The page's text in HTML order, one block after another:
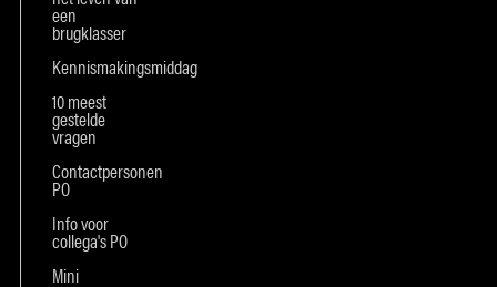
een
brugklasser
Kennismakingsmiddag
10 meest
gestelde
vragen
Contactpersonen
PO
Info voor
collega's PO
Mini